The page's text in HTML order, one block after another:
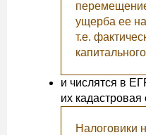
ущерба ее
т.е.
и числятся в
их кадастровая
Налоговики